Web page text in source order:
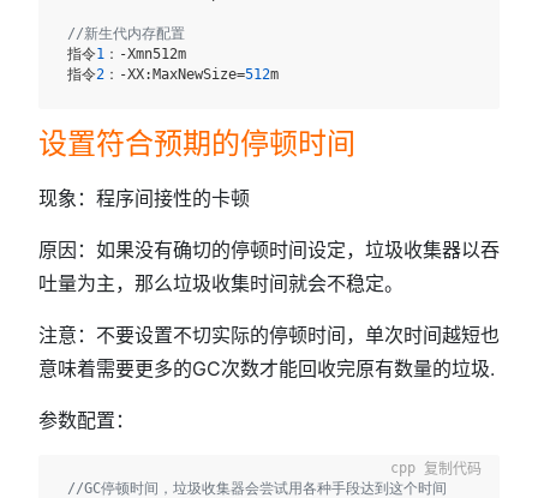
//新生代内存配置
指令1 ：-Xmn512m
指令2 ：-XX:MaxNewSize=512
设置符合预期的停顿时间
现象：程序间接性的卡顿
原因：如果没有确切的停顿时间设定，垃圾收集器以吞
吐量为主，那么垃圾收集时间就会不稳定。
注意：不要设置不切实际的停顿时间，单次时间越短也
意味着需要更多的GC次数才能回收完原有数量的垃圾.
参数配置：
//GC停顿时间，垃圾收集器会尝试用各种手段达到这个时间
复制代码